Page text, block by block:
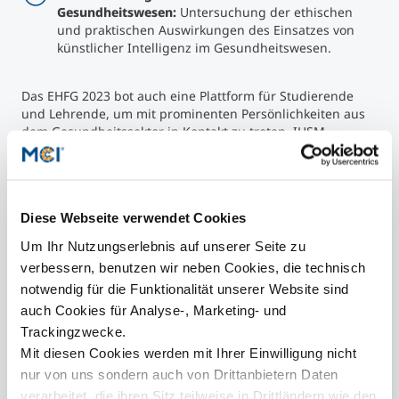
Diese Webseite verwendet Cookies
Um Ihr Nutzungserlebnis auf unserer Seite zu
verbessern, benutzen wir neben Cookies, die technisch
notwendig für die Funktionalität unserer Website sind
auch Cookies für Analyse-, Marketing- und
Trackingzwecke.
Mit diesen Cookies werden mit Ihrer Einwilligung nicht
nur von uns sondern auch von Drittanbietern Daten
verarbeitet, die ihren Sitz teilweise in Drittländern wie den
Gesundheitswesen: Untersuchung der ethischen
und praktischen Auswirkungen des Einsatzes von
künstlicher Intelligenz im Gesundheitswesen.
Das EHFG 2023 bot auch eine Plattform für Studierende
und Lehrende, um mit prominenten Persönlichkeiten aus
dem Gesundheitssektor in Kontakt zu treten. IHSM-
Absolventin Selam Nigussie Woldemariam war an der
Präsentation des österreichischen Kapitels von "Women in
Association an der Konferenz teilnahm.
Auf der Konferenz wurden die vom MCI angebotenen
Ausbildungsmöglichkeiten hervorgehoben, darunter Kurse
wie das Wahlfach "Real-Life Simulation", das darauf
abzielt, dass sich die Studierenden in Zusammenarbeit mit
Branchenexperten mit aktuellen Herausforderungen im
Gesundheitswesen auseinandersetzen. Im Rahmen des
EHFG 2023 waren auch Gastprofessorinnen wie Andrea
Schmidt und Kristine Sørensen anwesend, die ihr
Fachwissen in die MCI-Programme einbringen.